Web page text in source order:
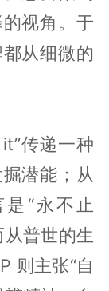
视角。于
从细微的
传递一种
潜能；从
“永不止
普世的生
则主张“自